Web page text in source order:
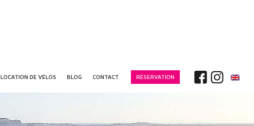
LOCATION DE VÉLOS BLOG CONTACT RÉSERVATION